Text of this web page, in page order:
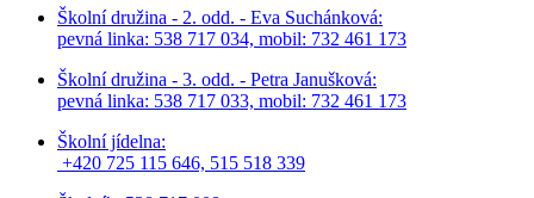
Školní družina - 2. odd. - Eva Suchánková:
pevná linka: 538 717 034, mobil: 732 461 173
Školní družina - 3. odd. - Petra Janušková:
pevná linka: 538 717 033, mobil: 732 461 173
Školní jídelna:
+420 725 115 646, 515 518 339